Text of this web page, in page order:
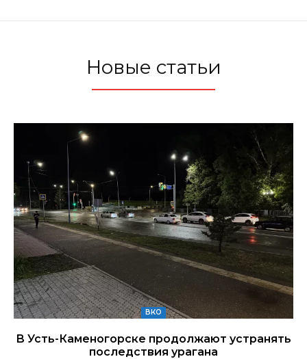
Новые статьи
ВКО
В Усть-Каменогорске продолжают устранять
последствия урагана